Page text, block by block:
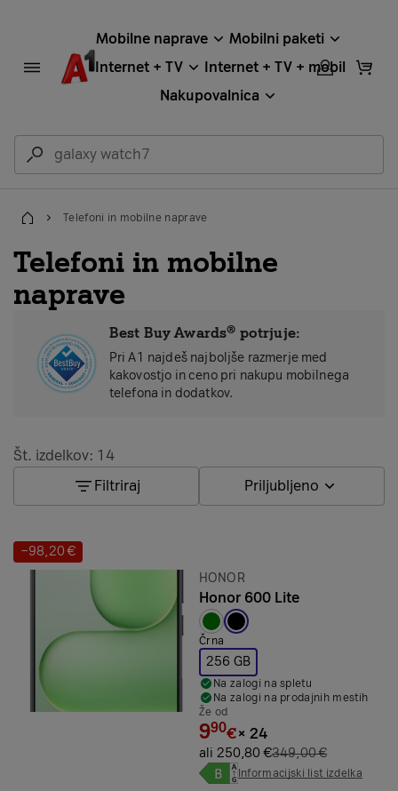
Mobilne naprave
Mobilni paketi
Internet + TV
Internet + TV + mobil
Nakupovalnica
Domov
Telefoni in mobilne naprave
Telefoni in mobilne
naprave
Best Buy Awards® potrjuje:
Pri A1 najdeš najboljše razmerje med
kakovostjo in ceno pri nakupu mobilnega
telefona in dodatkov.
Št. izdelkov: 14
Filtriraj
Priljubljeno
Prihranek:
−98,20 €
Znamka:
HONOR
Honor 600 Lite
Izbrana barva:
Črna
256 GB
Na zalogi na spletu
Na zalogi na prodajnih mestih
Že od
990€× 24
ali 250,80 €349,00 €
Informacijski list izdelka